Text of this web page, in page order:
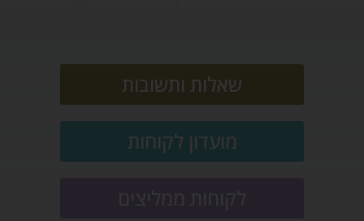
שאלות ותשובות
מועדון לקוחות